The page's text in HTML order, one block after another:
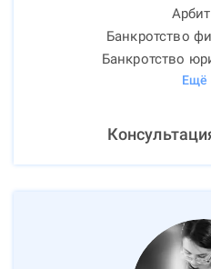
Банкротство
Банкротство
Ещё